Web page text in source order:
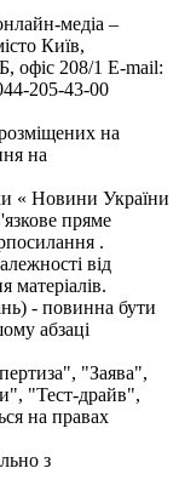
медіа –
Київ,
208/1 E-mail:
205-43-00
на
на
« Новини України
пряме
.
від
матеріалів.
- повинна бути
абзаці
"Заява",
"Тест-драйв",
на правах
з